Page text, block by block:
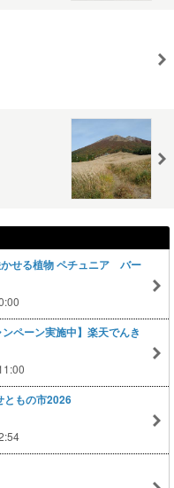
せる植物 ペチュニア バー
ペーン実施中】楽天でんき
ともの市2026